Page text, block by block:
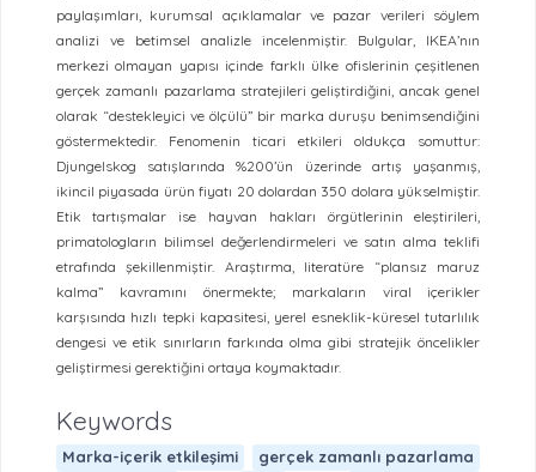
paylaşımları, kurumsal açıklamalar ve pazar verileri söylem
analizi ve betimsel analizle incelenmiştir. Bulgular, IKEA’nın
merkezi olmayan yapısı içinde farklı ülke ofislerinin çeşitlenen
gerçek zamanlı pazarlama stratejileri geliştirdiğini, ancak genel
olarak “destekleyici ve ölçülü” bir marka duruşu benimsendiğini
göstermektedir. Fenomenin ticari etkileri oldukça somuttur:
Djungelskog satışlarında %200’ün üzerinde artış yaşanmış,
ikincil piyasada ürün fiyatı 20 dolardan 350 dolara yükselmiştir.
Etik tartışmalar ise hayvan hakları örgütlerinin eleştirileri,
primatologların bilimsel değerlendirmeleri ve satın alma teklifi
etrafında şekillenmiştir. Araştırma, literatüre “plansız maruz
kalma” kavramını önermekte; markaların viral içerikler
karşısında hızlı tepki kapasitesi, yerel esneklik-küresel tutarlılık
dengesi ve etik sınırların farkında olma gibi stratejik öncelikler
geliştirmesi gerektiğini ortaya koymaktadır.
Keywords
Marka-içerik etkileşimi
gerçek zamanlı pazarlama